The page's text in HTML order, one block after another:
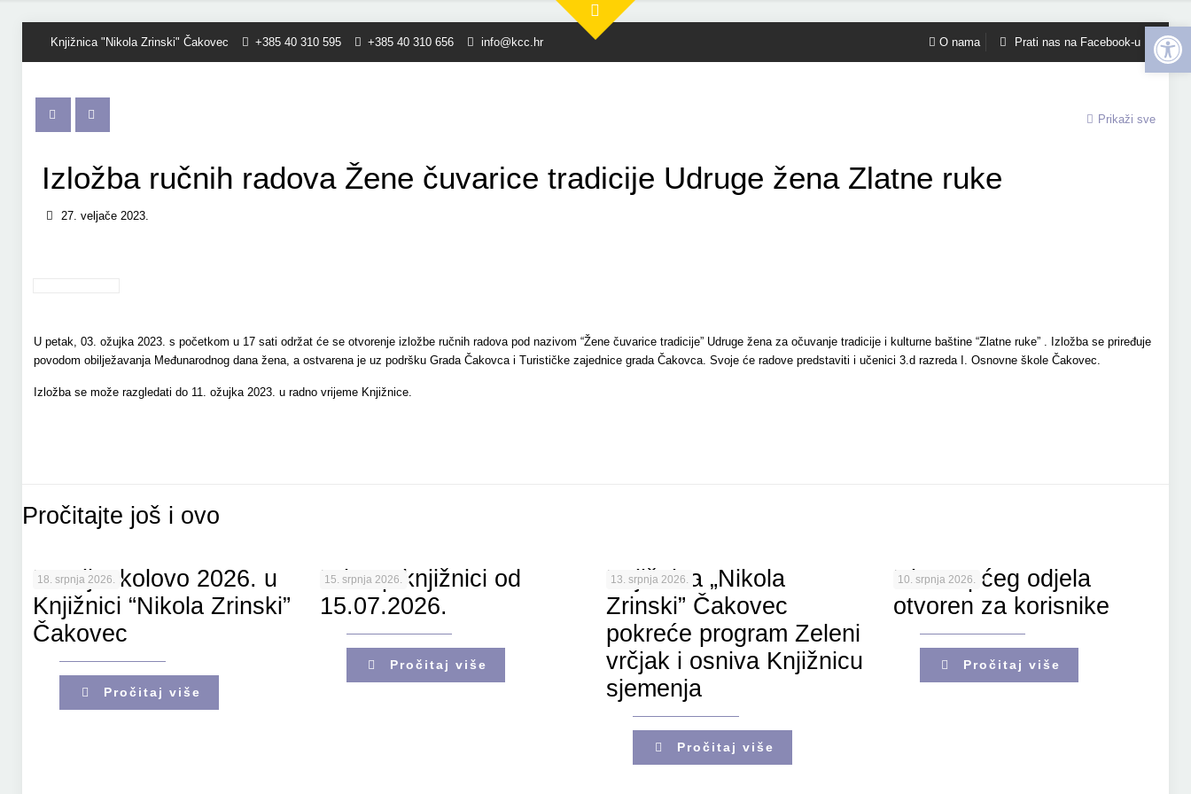
Knjižnica "Nikola Zrinski" Čakovec +385 40 310 595 +385 40 310 656 info@kcc.hr O nama Prati nas na Facebook-u
Prikaži sve
Izložba ručnih radova Žene čuvarice tradicije Udruge žena Zlatne ruke
27. veljače 2023.
U petak, 03. ožujka 2023. s početkom u 17 sati održat će se otvorenje izložbe ručnih radova pod nazivom “Žene čuvarice tradicije” Udruge žena za očuvanje tradicije i kulturne baštine “Zlatne ruke” . Izložba se priređuje
povodom obilježavanja Međunarodnog dana žena, a ostvarena je uz podršku Grada Čakovca i Turističke zajednice grada Čakovca. Svoje će radove predstaviti i učenici 3.d razreda I. Osnovne škole Čakovec.
Izložba se može razgledati do 11. ožujka 2023. u radno vrijeme Knjižnice.
Pročitajte još i ovo
18. srpnja 2026.
Porcijunkolovo 2026. u
Knjižnici “Nikola Zrinski”
Čakovec
Pročitaj više
15. srpnja 2026.
Pristup knjižnici od
15.07.2026.
Pročitaj više
13. srpnja 2026.
Knjižnica „Nikola
Zrinski” Čakovec
pokreće program Zeleni
vrčjak i osniva Knjižnicu
sjemenja
Pročitaj više
10. srpnja 2026.
Ulaz Općeg odjela
otvoren za korisnike
Pročitaj više